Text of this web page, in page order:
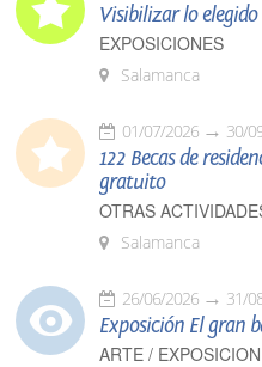
Visibilizar lo elegido
EXPOSICIONES
Salamanca
01/07/2026 30/
122 Becas de
gratuito
OTRAS
Salamanca
26/06/2026 31/
Exposición El gran
ARTE /